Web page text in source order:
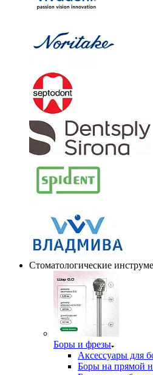
Стоматологические
Боры и фрезы
Аксессуары для
Боры на прямой